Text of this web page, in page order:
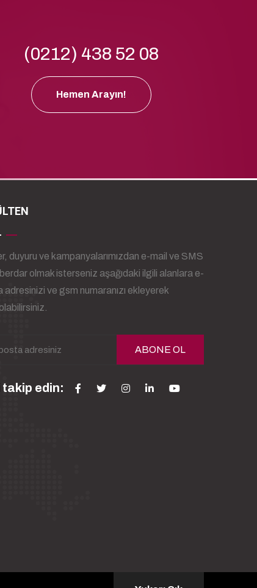
(0212) 438 52 08
Hemen Arayın!
duyuru ve kampanyalarımızdan e-mail ve SMS
olmak isterseniz aşağıdaki ilgili alanlara e-
adresinizi ve gsm numaranızı ekleyerek
ABONE OL
takip edin: